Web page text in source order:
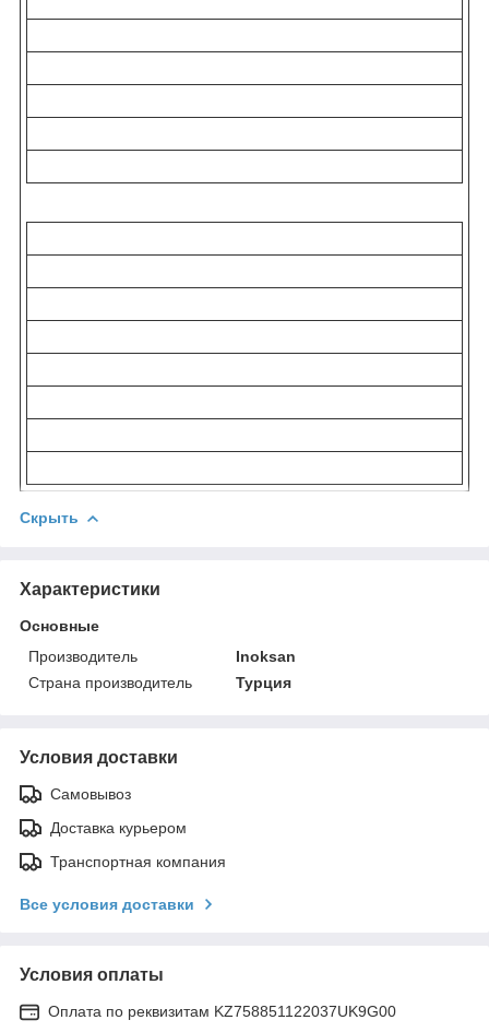
Скрыть
Характеристики
Основные
Производитель
Inoksan
Страна производитель
Турция
Условия доставки
Самовывоз
Доставка курьером
Транспортная компания
Все условия доставки
Условия оплаты
Оплата по реквизитам KZ758851122037UK9G00